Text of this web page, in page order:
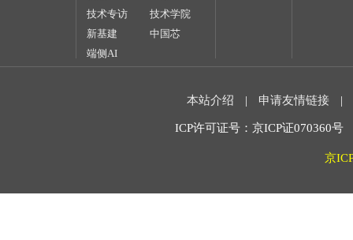
技术专访
技术学院
新基建
中国芯
端侧AI
本站介绍 | 申请友情链接 |
ICP许可证号：京ICP证070360
京